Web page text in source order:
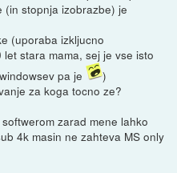
(in stopnja izobrazbe) je
(uporaba izkljucno
stara mama, sej je vse isto
pa je
)
za koga tocno ze?
zarad mene lahko
4k masin ne zahteva MS only